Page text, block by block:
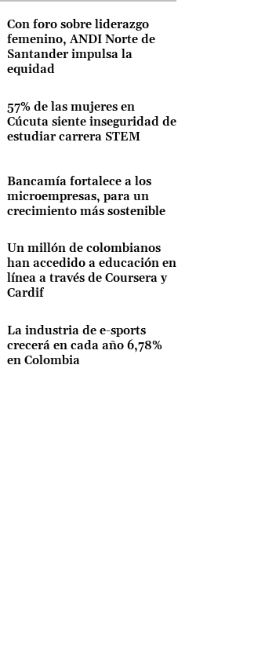
Con foro sobre liderazgo
femenino, ANDI Norte de
Santander impulsa la
equidad
57% de las mujeres en
Cúcuta siente inseguridad de
estudiar carrera STEM
Bancamía fortalece a los
microempresas, para un
crecimiento más sostenible
Un millón de colombianos
han accedido a educación en
línea a través de Coursera y
Cardif
La industria de e-sports
crecerá en cada año 6,78%
en Colombia